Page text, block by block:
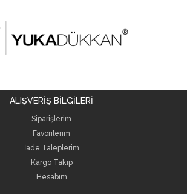
ALIŞVERİŞ BİLGİLERİ
Siparişlerim
Favorilerim
İade Taleplerim
Kargo Takip
Hesabım